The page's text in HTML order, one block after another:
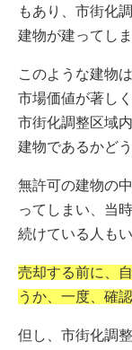
もあり、市街化
建物が建ってし
このような建物
市場価値が著し
市街化調整区域
建物であるかど
無許可の建物の
ってしまい、当
続けている人もい
売却する前に、
うか、一度、確
但し、市街化調